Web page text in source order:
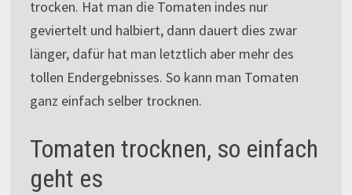
trocken. Hat man die Tomaten indes nur
geviertelt und halbiert, dann dauert dies zwar
länger, dafür hat man letztlich aber mehr des
tollen Endergebnisses. So kann man Tomaten
ganz einfach selber trocknen.
Tomaten trocknen, so einfach
geht es